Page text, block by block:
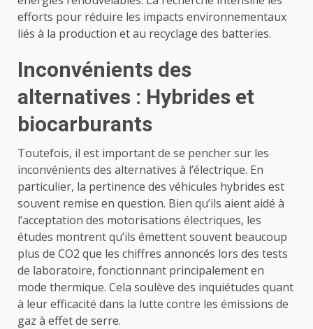
efforts pour réduire les impacts environnementaux
liés à la production et au recyclage des batteries.
Inconvénients des
alternatives : Hybrides et
biocarburants
Toutefois, il est important de se pencher sur les
inconvénients des alternatives à l’électrique. En
particulier, la pertinence des véhicules hybrides est
souvent remise en question. Bien qu’ils aient aidé à
l’acceptation des motorisations électriques, les
études montrent qu’ils émettent souvent beaucoup
plus de CO2 que les chiffres annoncés lors des tests
de laboratoire, fonctionnant principalement en
mode thermique. Cela soulève des inquiétudes quant
à leur efficacité dans la lutte contre les émissions de
gaz à effet de serre.